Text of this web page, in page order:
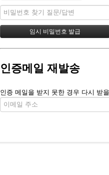
인증메일 재발송
인증 메일을 받지 못한 경우 다시 받